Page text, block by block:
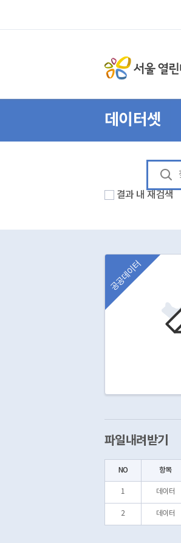
데이터셋
결과 내 재검색
공공데이터
파일내려받기
NO 항목
1 데이터
2 데이터